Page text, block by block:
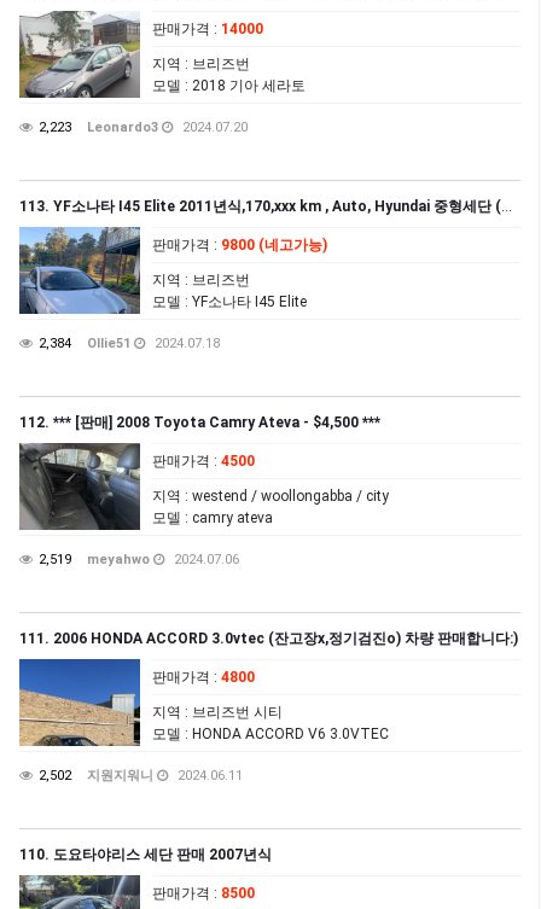
판매가격 : 14000
지역 : 브리즈번
모델 : 2018 기아 세라토
2,223 Leonardo3 2024.07.20
113. YF소나타 I45 Elite 2011년식,170,xxx km , Auto, Hyundai 중형세단 (네고가능)
판매가격 : 9800 (네고가능)
지역 : 브리즈번
모델 : YF소나타 I45 Elite
2,384 Ollie51 2024.07.18
112. *** [판매] 2008 Toyota Camry Ateva - $4,500 ***
판매가격 : 4500
지역 : westend / woollongabba / city
모델 : camry ateva
2,519 meyahwo 2024.07.06
111. 2006 HONDA ACCORD 3.0vtec (잔고장x,정기검진o) 차량 판매합니다:)
판매가격 : 4800
지역 : 브리즈번 시티
모델 : HONDA ACCORD V6 3.0VTEC
2,502 지원지워니 2024.06.11
110. 도요타야리스 세단 판매 2007년식
판매가격 : 8500